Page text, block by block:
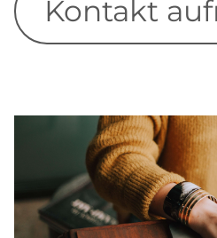
Kontakt